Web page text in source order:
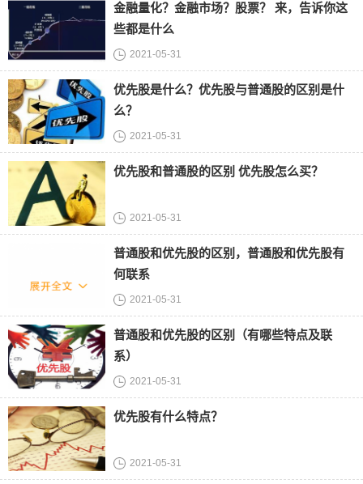
金融量化？金融市场？股票？ 来，告诉你这
些都是什么
2021-05-31
优先股是什么？优先股与普通股的区别是什
么？
2021-05-31
优先股和普通股的区别 优先股怎么买？
2021-05-31
普通股和优先股的区别，普通股和优先股有
何联系
2021-05-31
普通股和优先股的区别（有哪些特点及联
系）
2021-05-31
优先股有什么特点？
2021-05-31